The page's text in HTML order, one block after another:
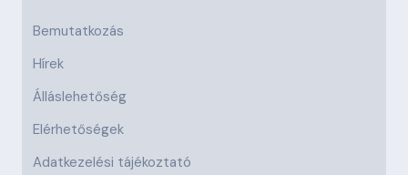
Bemutatkozás
Hírek
Álláslehetőség
Elérhetőségek
Adatkezelési tájékoztató